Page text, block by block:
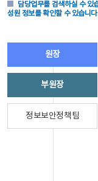
담당업무를 검색하실 수 있
성원 정보를 확인할 수 있습니
원장
부원장
정보보안정책팀